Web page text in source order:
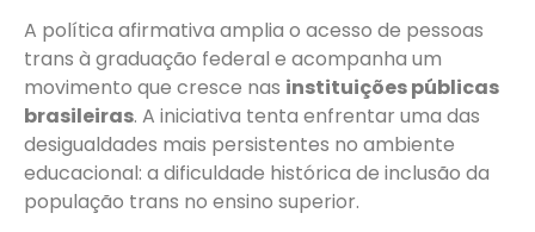
A política afirmativa amplia o acesso de pessoas
trans à graduação federal e acompanha um
movimento que cresce nas instituições públicas
brasileiras. A iniciativa tenta enfrentar uma das
desigualdades mais persistentes no ambiente
educacional: a dificuldade histórica de inclusão da
população trans no ensino superior.